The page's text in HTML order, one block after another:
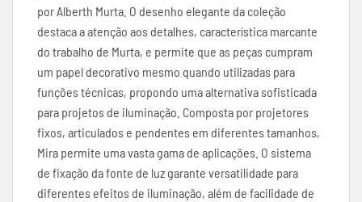
por Alberth Murta. O desenho elegante da coleção
destaca a atenção aos detalhes, característica marcante
do trabalho de Murta, e permite que as peças cumpram
um papel decorativo mesmo quando utilizadas para
funções técnicas, propondo uma alternativa sofisticada
para projetos de iluminação. Composta por projetores
fixos, articulados e pendentes em diferentes tamanhos,
Mira permite uma vasta gama de aplicações. O sistema
de fixação da fonte de luz garante versatilidade para
diferentes efeitos de iluminação, além de facilidade de